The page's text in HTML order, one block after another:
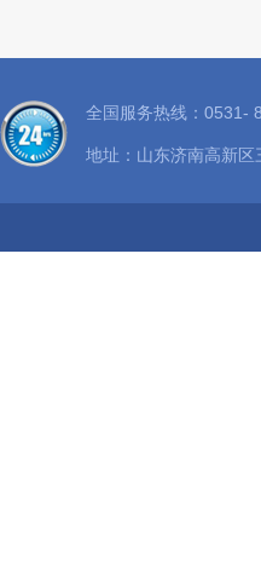
全国服务热线：
地址：山东济南高